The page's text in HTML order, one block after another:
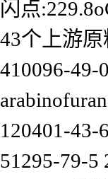
闪点
43个上游原
410096-49-
120401-43-
51295-79-5